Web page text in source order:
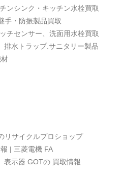
ンシンク・キッチン水栓買取
手・防振製品買取
チセンサー、洗面用水栓買取
排水トラップ.サニタリー製品
リサイクルプロショップ
| 三菱電機 FA
表示器 GOTの 買取情報